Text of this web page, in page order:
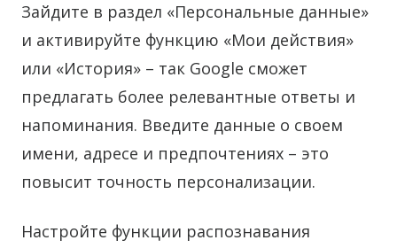
Зайдите в раздел «Персональные данные»
и активируйте функцию «Мои действия»
или «История» – так Google сможет
предлагать более релевантные ответы и
напоминания. Введите данные о своем
имени, адресе и предпочтениях – это
повысит точность персонализации.
Настройте функции распознавания